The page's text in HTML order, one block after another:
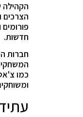
הצרכים
חדשות.
חברות
כמו